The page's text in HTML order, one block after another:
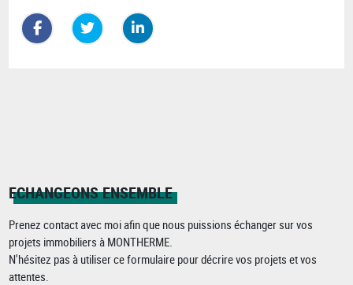
ECHANGEONS ENSEMBLE
Prenez contact avec moi afin que nous puissions échanger sur vos
projets immobiliers à MONTHERME.
N'hésitez pas à utiliser ce formulaire pour décrire vos projets et vos
attentes.